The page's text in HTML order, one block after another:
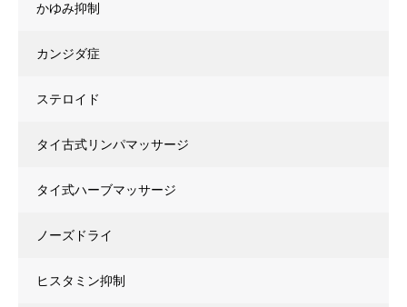
かゆみ抑制
カンジダ症
ステロイド
タイ古式リンパマッサージ
タイ式ハーブマッサージ
ノーズドライ
ヒスタミン抑制